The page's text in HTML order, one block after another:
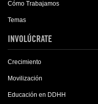
Cómo Trabajamos
Temas
INVOLÚCRATE
Crecimiento
Movilización
Educación en DDHH